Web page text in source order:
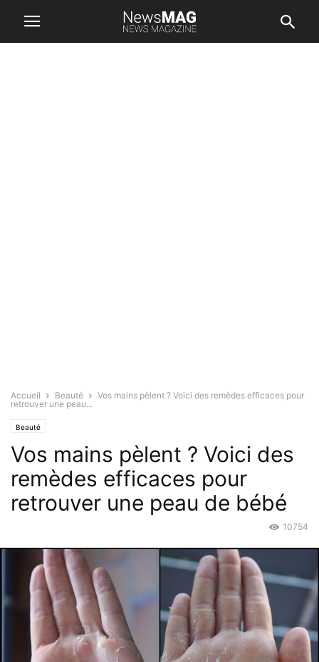
Accueil Beauté
Vos mains pèlent ? Voici des remèdes efficaces pour
retrouver une peau...
Beauté
Vos mains pèlent ? Voici des
remèdes efficaces pour
retrouver une peau de bébé
10754